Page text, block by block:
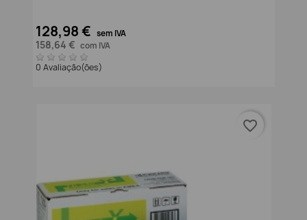
128,98 € sem IVA
158,64 € com IVA
0 Avaliação(ões)
favorite_border